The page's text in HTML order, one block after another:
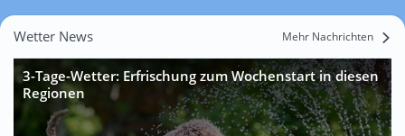
Wetter News Mehr Nachrichten
3-Tage-Wetter: Erfrischung zum Wochenstart in diesen
Regionen